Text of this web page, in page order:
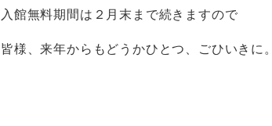
入館無料期間は２月末まで続きますので
皆様、来年からもどうかひとつ、ごひいきに。